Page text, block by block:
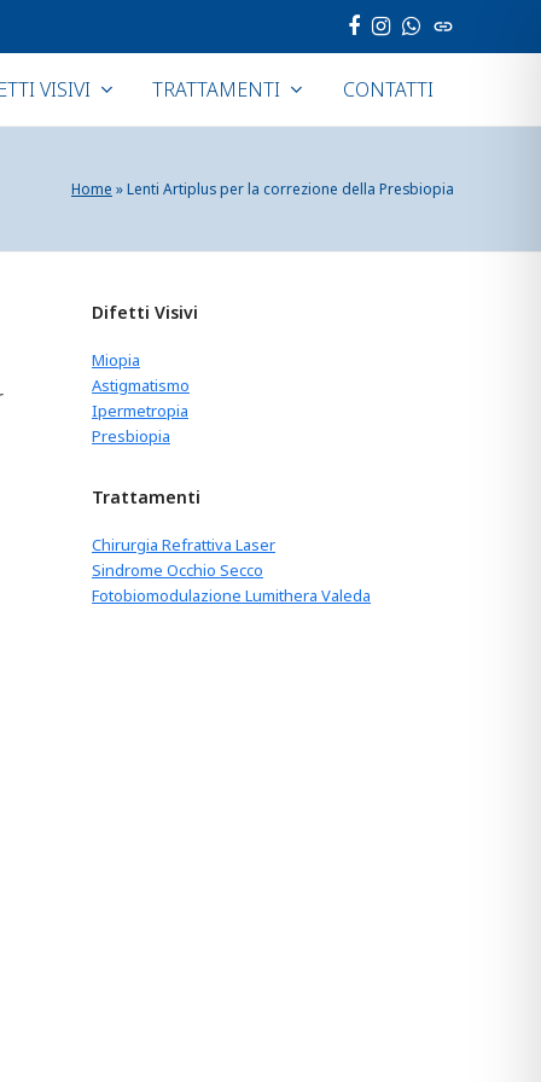
Facebook
Instagram
Whatsapp
Sito
web
VISIVI TRATTAMENTI CONTATTI
Home »Lenti Artiplus per la correzione della Presbiopia
Difetti Visivi
Miopia
Astigmatismo
Ipermetropia
Presbiopia
Trattamenti
Chirurgia Refrattiva Laser
Sindrome Occhio Secco
Fotobiomodulazione Lumithera Valeda